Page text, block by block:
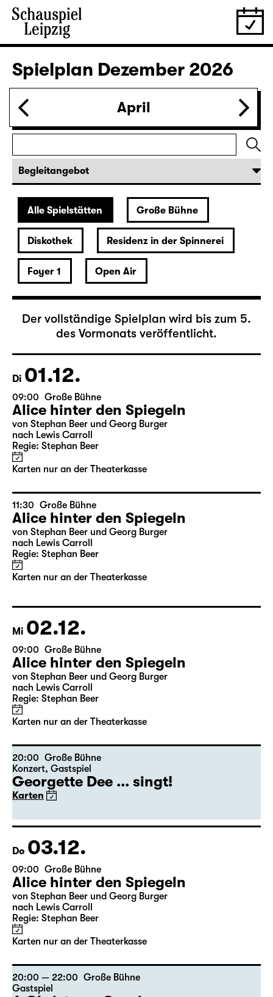
28.11.
Wiederaufnahme
Die Jungfrau von Orleans
von Friedrich Schiller
Regie: Nuran David Calis
18:45 + 19:00
Einführung im Rangfoyer
30.11.
10:00 Große Bühne
Alice hinter den Spiegeln
von Stephan Beer und Georg Burger
nach Lewis Carroll
Regie: Stephan Beer
Karten nur an der Theaterkasse
Dezember 2026
Der vollständige Spielplan wird bis zum 5.
des Vormonats veröffentlicht.
Di 01.12.
09:00 Große Bühne
Alice hinter den Spiegeln
von Stephan Beer und Georg Burger
Regie: Stephan Beer
Karten nur an der Theaterkasse
11:30 Große Bühne
Alice hinter den Spiegeln
von Stephan Beer und Georg Burger
Karten nur an der Theaterkasse
Mi 02.12.
09:00 Große Bühne
Alice hinter den Spiegeln
von Stephan Beer und Georg Burger
Regie: Stephan Beer
Karten nur an der Theaterkasse
Große Bühne
Georgette Dee ... singt!
Karten
Do 03.12.
09:00 Große Bühne
Alice hinter den Spiegeln
von Stephan Beer und Georg Burger
Regie: Stephan Beer
Karten nur an der Theaterkasse